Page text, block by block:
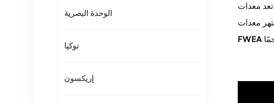
تعد معدات Nokia Micro Base Station Equipment 472898A FWEA حلاً متعدد الاستخدامات وصغير الحجم مصممًا لعمليات النشر الداخلية. يتم
FWEA
الوحدة البصرية
نوكيا
إريكسون